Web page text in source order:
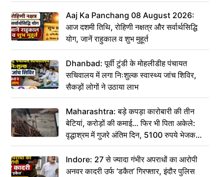
Aaj Ka Panchang 08 August 2026:
आज दशमी तिथि, रोहिणी नक्षत्र और सर्वार्थसिद्धि
योग, जानें राहुकाल व शुभ मुहूर्त
Dhanbad: पूर्वी टुंडी के मोहलीडीह पंचायत
सचिवालय में लगा निःशुल्क स्वास्थ्य जांच शिविर,
सैकड़ों लोगों ने उठाया लाभ
Maharashtra: बड़े कपड़ा कारोबारी की तीन
बेटियां, करोड़ों की कमाई… फिर भी पिता अकेले:
वृद्धाश्रम में गुजरे अंतिम दिन, 5100 रुपये भेजकर
कहा– अंतिम संस्कार कर दीजिए हम नहीं आ पाएंगे
Indore: 27 से ज्यादा गंभीर अपराधों का आरोपी
अनवर कादरी उर्फ ‘डकैत’ गिरफ्तार, इंदौर पुलिस